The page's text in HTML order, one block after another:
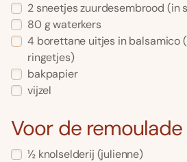
2 sneetjes zuurdesembrood (in
80 g waterkers
4 borettane uitjes in balsamico
ringetjes)
bakpapier
vijzel
Voor de remoulade
½ knolselderij (julienne)